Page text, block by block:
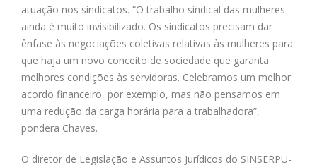
atuação nos sindicatos. “O trabalho sindical das mulheres
ainda é muito invisibilizado. Os sindicatos precisam dar
ênfase às negociações coletivas relativas às mulheres para
que haja um novo conceito de sociedade que garanta
melhores condições às servidoras. Celebramos um melhor
acordo financeiro, por exemplo, mas não pensamos em
uma redução da carga horária para a trabalhadora”,
pondera Chaves.
O diretor de Legislação e Assuntos Jurídicos do SINSERPU-